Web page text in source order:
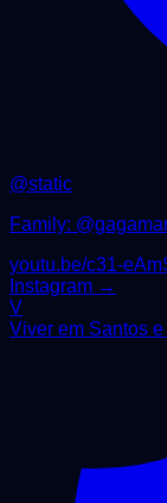
@static
Family:
youtu.be/c31-
Instagram →
V
Viver em Santos